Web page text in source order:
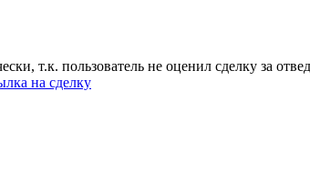
т.к. пользователь не оценил сделку за
на сделку